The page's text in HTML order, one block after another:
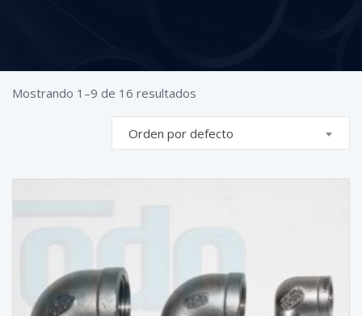
Mostrando 1–9 de 16 resultados
Orden por defecto